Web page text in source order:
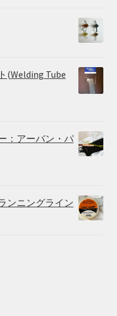
(Welding Tube
：アーバン・パ
ンニングライン